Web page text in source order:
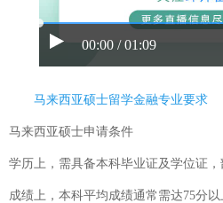
00:00 / 01:09
马来西亚硕士留学金融专业要求
马来西亚硕士申请条件
学历上，需具备本科毕业证及学位证
成绩上，本科平均成绩通常需达75分